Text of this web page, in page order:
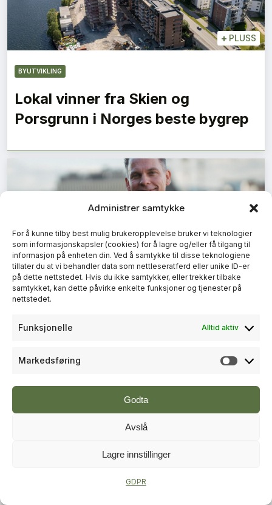
Administrer samtykke
For å kunne tilby best mulig brukeropplevelse bruker vi teknologier
som informasjonskapsler (cookies) for å lagre og/eller få tilgang til
informasjon på enheten din. Ved å samtykke til disse teknologiene
tillater du at vi behandler data som nettleseratferd eller unike ID-er
på dette nettstedet. Hvis du ikke samtykker, eller trekker tilbake
samtykket, kan dette påvirke enkelte funksjoner og tjenester på
nettstedet.
Funksjonelle Alltid aktiv
Markedsføring
Godta
Avslå
Lagre innstillinger
GDPR
+ PLUSS
BYUTVIKLING
Lokal vinner fra Skien og
Porsgrunn i Norges beste bygrep
+ PLUSS
RÅDGIVNING
én milliard kroner i andre kvartal